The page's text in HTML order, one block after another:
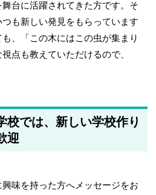
台に活躍されてきた方です。そ
も新しい発見をもらっています
、「この木にはこの虫が集まり
点も教えていただけるので、
校では、新しい学校作り
迎
味を持った方へメッセージをお